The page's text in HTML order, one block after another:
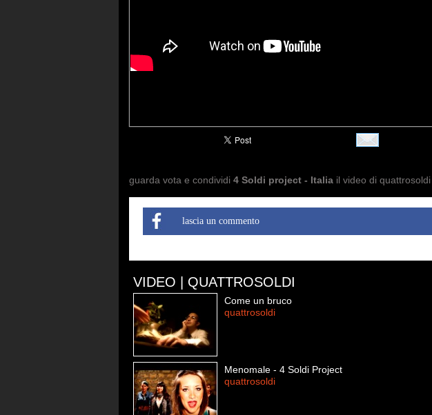
guarda vota e condividi 4 Soldi project - Italia il video di quattrosoldi
lascia un commento
VIDEO | QUATTROSOLDI
Come un bruco
quattrosoldi
Menomale - 4 Soldi Project
quattrosoldi